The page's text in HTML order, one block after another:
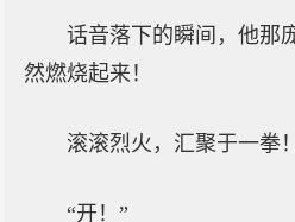
话音落下的瞬间，他那
然燃烧起来！
滚滚烈火，汇聚于一拳！
“开！”